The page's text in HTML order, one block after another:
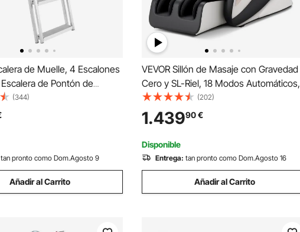
de Muelle, 4 Escalones
de Pontón de
Aluminio con Escalón
Fácil de Instalar
Lago, Piscina, Embarque
(344)
tan pronto como Dom.Agosto 9
Añadir al Carrito
VEVOR Sillón de Masaje con Gravedad
Cero y SL-Riel, 18 Modos Automáticos,
Masaje 3D con Calefacción, Pedal
Retráctil, 36 Airbags, Rodillo para Pies,
Pantalla LCD, Botones en el
Reposabrazos y Ruedas
(202)
1.43990€
Disponible
Entrega: tan pronto como Dom.Agosto 16
Añadir al Carrito